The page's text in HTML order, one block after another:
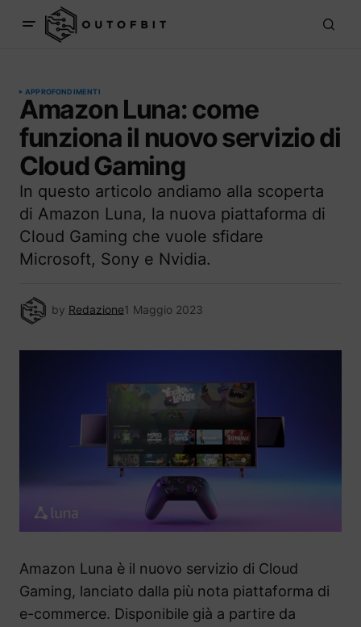
APPROFONDIMENTI
Amazon Luna: come
funziona il nuovo servizio di
Cloud Gaming
In questo articolo andiamo alla scoperta
di Amazon Luna, la nuova piattaforma di
Cloud Gaming che vuole sfidare
Microsoft, Sony e Nvidia.
by Redazione1 Maggio 2023
Amazon Luna è il nuovo servizio di Cloud
Gaming, lanciato dalla più nota piattaforma di
e-commerce. Disponibile già a partire da